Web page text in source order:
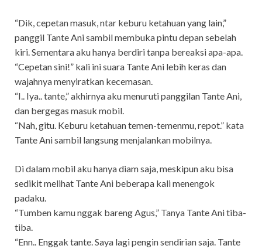
“Dik, cepetan masuk, ntar keburu ketahuan yang lain,”
panggil Tante Ani sambil membuka pintu depan sebelah
kiri. Sementara aku hanya berdiri tanpa bereaksi apa-apa.
“Cepetan sini!” kali ini suara Tante Ani lebih keras dan
wajahnya menyiratkan kecemasan.
“I.. Iya.. tante,” akhirnya aku menuruti panggilan Tante Ani,
dan bergegas masuk mobil.
“Nah, gitu. Keburu ketahuan temen-temenmu, repot.” kata
Tante Ani sambil langsung menjalankan mobilnya.
Di dalam mobil aku hanya diam saja, meskipun aku bisa
sedikit melihat Tante Ani beberapa kali menengok
padaku.
“Tumben kamu nggak bareng Agus,” Tanya Tante Ani tiba-
tiba.
“Enn.. Enggak tante. Saya lagi pengin sendirian saja. Tante